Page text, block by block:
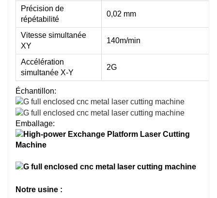
Précision de
répétabilité
0,02 mm
Vitesse simultanée
XY
140m/min
Accélération
simultanée X-Y
2G
Échantillon:
Emballage:
Notre usine :